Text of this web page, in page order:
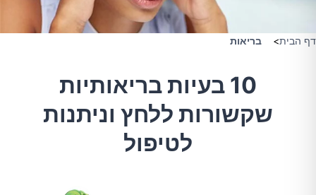
דף הבית> בריאות
10 בעיות בריאותיות
שקשורות ללחץ וניתנות
לטיפול